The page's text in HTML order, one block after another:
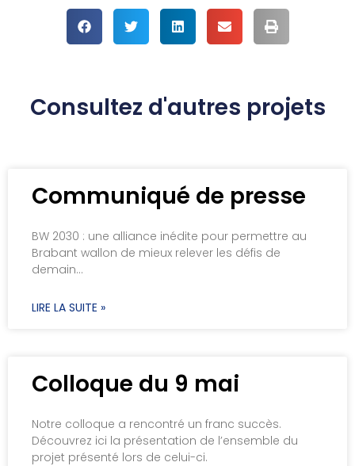
Consultez d'autres projets
Communiqué de presse
BW 2030 : une alliance inédite pour permettre au
Brabant wallon de mieux relever les défis de
demain…
LIRE LA SUITE »
Colloque du 9 mai
Notre colloque a rencontré un franc succès.
Découvrez ici la présentation de l’ensemble du
projet présenté lors de celui-ci.